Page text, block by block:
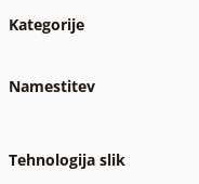
Kategorije
Namestitev
Tehnologija slik